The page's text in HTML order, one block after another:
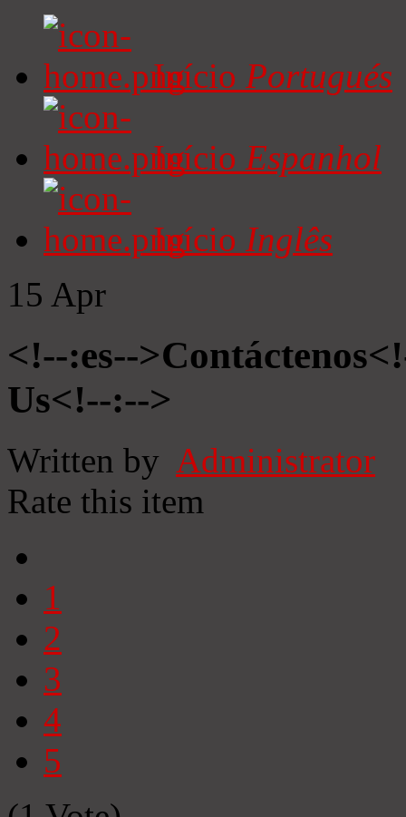
Início Portugués
Início Espanhol
Início Inglês
15 Apr
<!--:es--
Us<!--:-->
Written by Administrator
Rate this item
1
2
3
4
5